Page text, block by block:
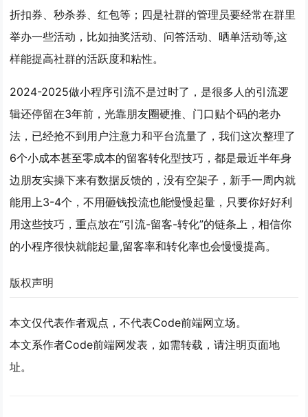
折扣券、秒杀券、红包等；四是社群的管理员要经常在群里
举办一些活动，比如抽奖活动、问答活动、晒单活动等,这
样能提高社群的活跃度和粘性。
2024-2025做小程序引流不是过时了，是很多人的引流逻
辑还停留在3年前，光靠朋友圈硬推、门口贴个码的老办
法，已经抢不到用户注意力和平台流量了，我们这次整理了
6个小成本甚至零成本的留客转化型技巧，都是最近半年身
边朋友实操下来有数据反馈的，没有空架子，新手一周内就
能用上3-4个，不用砸钱投流也能慢慢起量，只要你好好利
用这些技巧，重点放在“引流-留客-转化”的链条上，相信你
的小程序很快就能起量,留客率和转化率也会慢慢提高。
版权声明
本文仅代表作者观点，不代表Code前端网立场。
本文系作者Code前端网发表，如需转载，请注明页面地
址。